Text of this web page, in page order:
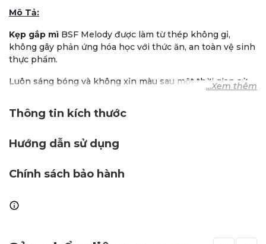
Mô Tả:
Kẹp gắp mì BSF Melody được làm từ thép không gỉ,
không gây phản ứng hóa học với thức ăn, an toàn vệ sinh
thực phẩm.
Luôn sáng bóng và không xỉn màu sau một thời gian sử
Thiết kế thân thiện cho cả 2 tay giúp bạn dễ dàng gắp,
Vệ sinh bằng miếng rửa mềm để không làm trầy xước sản
Thương hiệu: BSF.
Thông tin kích thước
Hướng dẫn sử dụng
Chính sách bảo hành